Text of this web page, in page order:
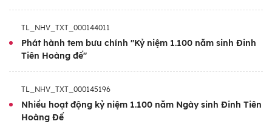
TL_NHV_TXT_000144011
Phát hành tem bưu chính "Kỷ niệm 1.100 năm sinh Đinh
Tiên Hoàng đế"
TL_NHV_TXT_000145196
Nhiều hoạt động kỷ niệm 1.100 năm Ngày sinh Đinh Tiên
Hoàng Đế